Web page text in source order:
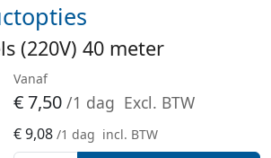
(220V) 40 meter
Vanaf
€7,50 /1 dag Excl. BTW
€9,08 /1 dag incl. BTW